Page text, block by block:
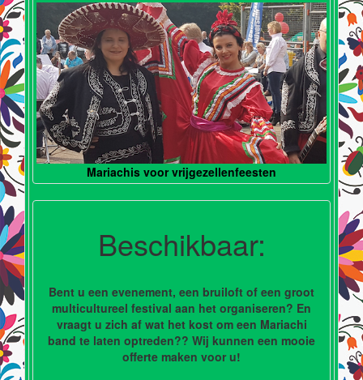
Mariachis voor vrijgezellenfeesten
Beschikbaar:
Bent u een evenement, een bruiloft of een groot
multicultureel festival aan het organiseren? En
vraagt u zich af wat het kost om een Mariachi
band te laten optreden?? Wij kunnen een mooie
offerte maken voor u!